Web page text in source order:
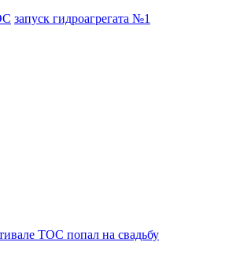
запуск гидроагрегата №1
ТОС попал на свадьбу